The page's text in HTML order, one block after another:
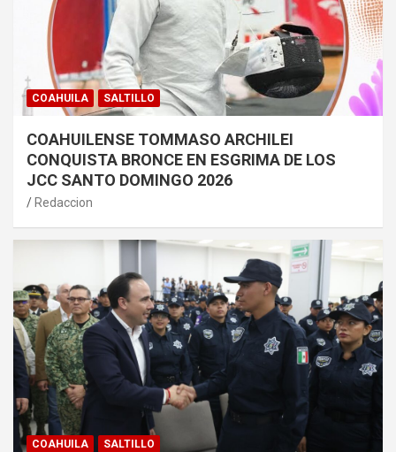
COAHUILA SALTILLO
COAHUILENSE TOMMASO ARCHILEI
CONQUISTA BRONCE EN ESGRIMA DE LOS
JCC SANTO DOMINGO 2026
Redaccion
COAHUILA SALTILLO